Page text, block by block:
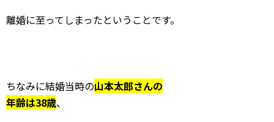
離婚に至ってしまったということです。
ちなみに結婚当時の山本太郎さんの
年齢は38歳、